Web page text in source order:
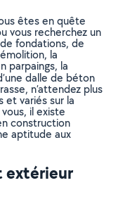
êtes en quête
vous recherchez un
fondations, de
la
parpaings, la
dalle de béton
n’attendez plus
et variés sur la
il existe
construction
aptitude aux
extérieur